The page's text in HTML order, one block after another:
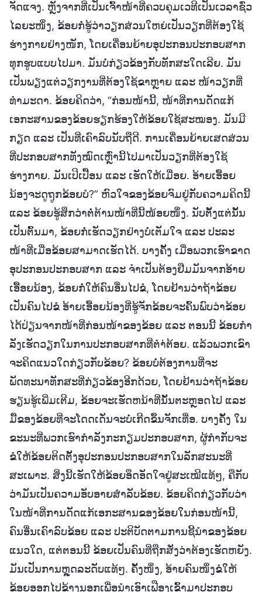
ຈັດແຈງ. ຫຼັງຈາກທີ່ເປັນເຈົ້າໜ້າທີ່ຄວບຄຸມເວທີເປັນເວລາຊົ່ວ
ໄລຍະໜຶ່ງ, ຂ້ອຍກໍ່ຮູ້ວ່າວຽກສ່ວນໃຫຍ່ເປັນວຽກທີ່ຕ້ອງໃຊ້
ຮ່າງກາຍຢ່າງໜັກ, ໂດຍເຄື່ອນຍ້າຍອຸປະກອນປະກອບສາກ
ທຸກຮູບແບບໄປມາ. ມັນບໍ່ກ່ຽວຂ້ອງກັບທັກສະໃດເລີຍ. ມັນ
ເປັນພຽງແຕ່ວຽກງານທີ່ຕ້ອງໃຊ້ຂາຫຼາຍ ແລະ ໜ້າວຽກທີ່
ທຳມະດາ. ຂ້ອຍຄິດວ່າ, “ກ່ອນໜ້ານີ້, ໜ້າທີ່ການດັດແກ້
ເອກະສານຂອງຂ້ອຍຮຽກຮ້ອງໃຫ້ຂ້ອຍໃຊ້ສະໝອງ. ມັນມີ
ກຽດ ແລະ ເປັນທີ່ເຄົາລົບນັບຖືດີ. ການເຄື່ອນຍ້າຍເສດສ່ວນ
ທີ່ປະກອບສາກທັງໝົດເຫຼົ່ານີ້ໄປມາເປັນວຽກທີ່ຕ້ອງໃຊ້
ຮ່າງກາຍ. ມັນເປິເປື້ອນ ແລະ ເຮັດໃຫ້ເມື່ອຍ. ອ້າຍເອື້ອຍ
ນ້ອງຈະດູຖູກຂ້ອຍບໍ?” ຫົວໃຈຂອງຂ້ອຍຈົມຢູ່ກັບຄວາມຄິດນີ້
ແລະ ຂ້ອຍຮູ້ສຶກວ່າຕໍ່ຕ້ານໜ້າທີ່ນີ້ໜ້ອຍໜຶ່ງ. ນັບຕັ້ງແຕ່ນັ້ນ
ເປັນຕົ້ນມາ, ຂ້ອຍກໍ່ເຮັດວຽກຢ່າງບໍ່ເຕັມໃຈ ແລະ ປະລະ
ໜ້າທີ່ເມື່ອຂ້ອຍສາມາດເຮັດໄດ້. ບາງຄັ້ງ ເມື່ອພວກເຮົາຂາດ
ອຸປະກອນປະກອບສາກ ແລະ ຈຳເປັນຕ້ອງຢືມມັນຈາກອ້າຍ
ເອື້ອຍນ້ອງ, ຂ້ອຍກໍ່ໃຫ້ຄົນອື່ນໄປຂໍ, ໂດຍຢ້ານວ່າຖ້າຂ້ອຍ
ເປັນຄົນໄປຂໍ ອ້າຍເອື້ອຍນ້ອງທີ່ຮູ້ຈັກຂ້ອຍຈະຄົ້ນພົບວ່າຂ້ອຍ
ໄດ້ປ່ຽນຈາກໜ້າທີ່ກ່ອນໜ້າຂອງຂ້ອຍ ແລະ ຕອນນີ້ ຂ້ອຍກໍາ
ລັງເຮັດວຽກໃນການປະກອບສາກທີ່ຕຳ່ຕ້ອຍ. ແລ້ວພວກເຂົາ
ຈະຄິດແນວໃດກ່ຽວກັບຂ້ອຍ? ຂ້ອຍບໍ່ຕ້ອງການທີ່ຈະ
ພັດທະນາທັກສະທີ່ກ່ຽວຂ້ອງອີກດ້ວຍ, ໂດຍຢ້ານວ່າຖ້າຂ້ອຍ
ຮຽນຮູ້ເພີ່ມເຕີມ, ຂ້ອຍຈະເຮັດຫນ້າທີ່ນັ້ນຕະຫຼອດໄປ ແລະ
ມື້ຂອງຂ້ອຍທີ່ຈະໂດດເດັ່ນຈະບໍ່ເກີດຂຶ້ນຈັກເທື່ອ. ບາງຄັ້ງ ໃນ
ຂະນະທີ່ພວກເຮົາກໍາລັງກະກຽມປະກອບສາກ, ຜູ້ກຳກັບຈະ
ຂໍໃຫ້ຂ້ອຍຕິດຕັ້ງອຸປະກອນປະກອບສາກໃນລັກສະນະທີ່
ສະເພາະ. ສິ່ງນີ້ເຮັດໃຫ້ຂ້ອຍອຶດອັດໃຈຢູ່ສະເໝີແທ້ໆ, ຄືກັບ
ວ່າມັນເປັນຄວາມອັບອາຍສໍາລັບຂ້ອຍ. ຂ້ອຍຄິດກ່ຽວກັບວ່າ
ໃນໜ້າທີ່ການດັດແກ້ເອກະສານຂອງຂ້ອຍໃນກ່ອນໜ້ານີ້,
ຄົນອື່ນເຄົາລົບຂ້ອຍ ແລະ ປະຕິບັດຕາມການຊີ້ນໍາຂອງຂ້ອຍ
ແນວໃດ, ແຕ່ຕອນນີ້ ຂ້ອຍເປັນຄົນທີ່ຖືກສັ່ງວ່າຕ້ອງເຮັດຫຍັງ.
ມັນເປັນການຫຼຸດລະດັບແທ້ໆ. ຄັ້ງໜຶ່ງ, ອ້າຍຄົນໜຶ່ງຂໍໃຫ້
ຂ້ອຍອອກໄປຂ້າງນອກເພື່ອນໍາເອົາເຟືອງເຂົ້າມາປະກອບ